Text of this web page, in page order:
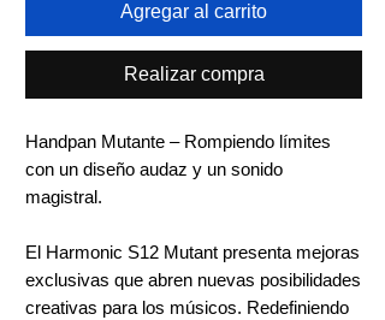
Agregar al carrito
Realizar compra
Handpan Mutante – Rompiendo límites
con un diseño audaz y un sonido
magistral.
El Harmonic S12 Mutant presenta mejoras
exclusivas que abren nuevas posibilidades
creativas para los músicos. Redefiniendo